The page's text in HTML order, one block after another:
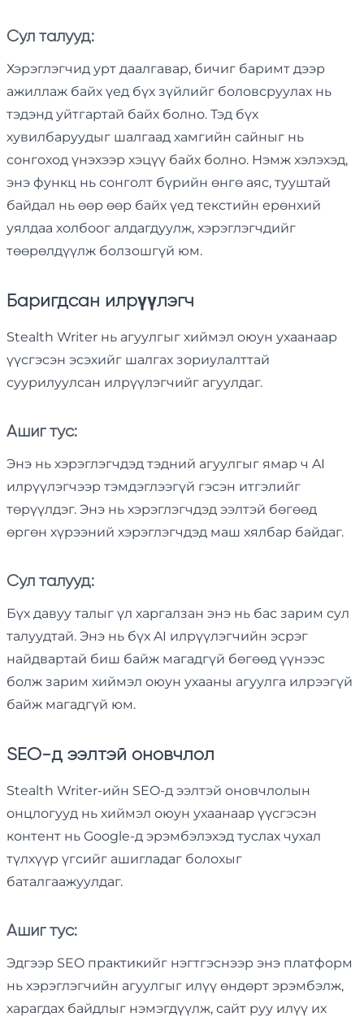
Сул талууд:
Хэрэглэгчид урт даалгавар, бичиг баримт дээр
ажиллаж байх үед бүх зүйлийг боловсруулах нь
тэдэнд уйтгартай байх болно. Тэд бүх
хувилбаруудыг шалгаад хамгийн сайныг нь
сонгоход үнэхээр хэцүү байх болно. Нэмж хэлэхэд,
энэ функц нь сонголт бүрийн өнгө аяс, тууштай
байдал нь өөр өөр байх үед текстийн ерөнхий
уялдаа холбоог алдагдуулж, хэрэглэгчдийг
төөрөлдүүлж болзошгүй юм.
Баригдсан илрүүлэгч
Stealth Writer нь агуулгыг хиймэл оюун ухаанаар
үүсгэсэн эсэхийг шалгах зориулалттай
суурилуулсан илрүүлэгчийг агуулдаг.
Ашиг тус:
Энэ нь хэрэглэгчдэд тэдний агуулгыг ямар ч AI
илрүүлэгчээр тэмдэглээгүй гэсэн итгэлийг
төрүүлдэг. Энэ нь хэрэглэгчдэд ээлтэй бөгөөд
өргөн хүрээний хэрэглэгчдэд маш хялбар байдаг.
Сул талууд:
Бүх давуу талыг үл харгалзан энэ нь бас зарим сул
талуудтай. Энэ нь бүх AI илрүүлэгчийн эсрэг
найдвартай биш байж магадгүй бөгөөд үүнээс
болж зарим хиймэл оюун ухааны агуулга илрээгүй
байж магадгүй юм.
SEO-д ээлтэй оновчлол
Stealth Writer-ийн SEO-д ээлтэй оновчлолын
онцлогууд нь хиймэл оюун ухаанаар үүсгэсэн
контент нь Google-д эрэмбэлэхэд туслах чухал
түлхүүр үгсийг ашигладаг болохыг
баталгаажуулдаг.
Ашиг тус:
Эдгээр SEO практикийг нэгтгэснээр энэ платформ
нь хэрэглэгчийн агуулгыг илүү өндөрт эрэмбэлж,
харагдах байдлыг нэмэгдүүлж, сайт руу илүү их